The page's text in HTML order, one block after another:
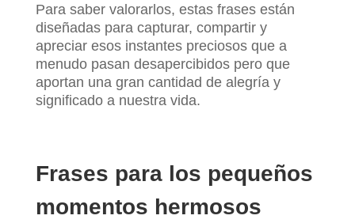
Para saber valorarlos, estas frases están
diseñadas para capturar, compartir y
apreciar esos instantes preciosos que a
menudo pasan desapercibidos pero que
aportan una gran cantidad de alegría y
significado a nuestra vida.
Frases para los pequeños
momentos hermosos